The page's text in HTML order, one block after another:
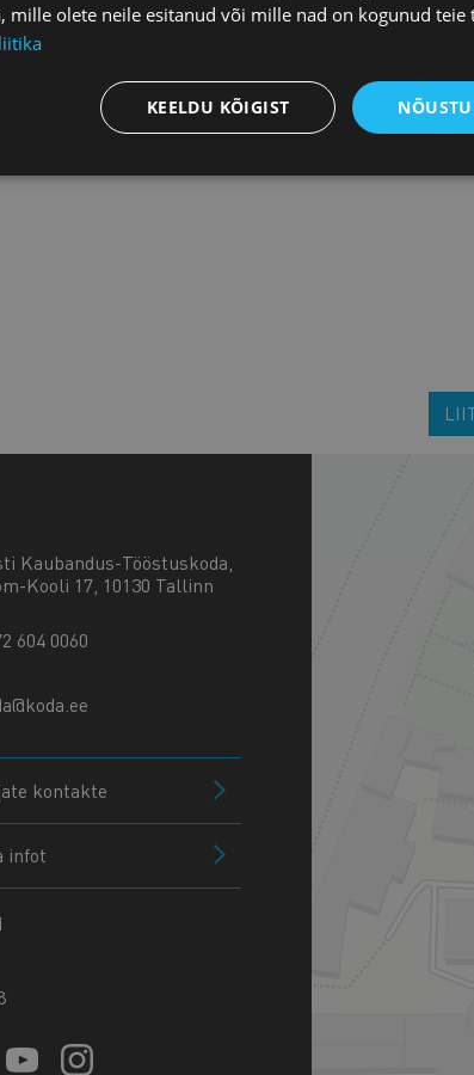
Kaubandus-Tööstuskoda,
Kooli 17, 10130 Tallinn
604 0060
kontakte
infot
mille olete neile esitanud või mille nad on kogunud teie
KEELDU KÕIGIST